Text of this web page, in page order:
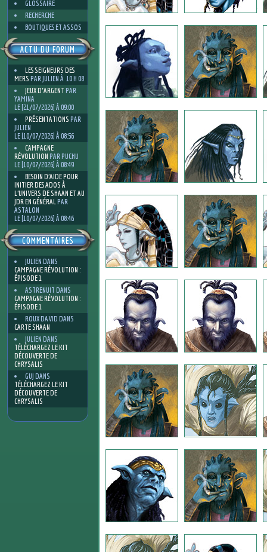
GLOSSAIRE
RECHERCHE
BOUTIQUES ET ASSOS
ACTU DU FORUM
LES SEIGNEURS DES
MERS PAR JULIEN À 10 H 08
JEUX D'ARGENT PAR
YAMINA
LE [21/07/2026] À 09:00
PRÉSENTATIONS PAR
JULIEN
LE [10/07/2026] À 08:56
CAMPAGNE
RÉVOLUTION PAR PUCHU
LE [10/07/2026] À 08:49
BESOIN D’AIDE POUR
INITIER DES ADOS À
L’UNIVERS DE SHAAN ET AU
JDR EN GÉNÉRALPAR
ASTALON
LE [10/07/2026] À 08:46
COMMENTAIRES
JULIEN DANS
CAMPAGNE RÉVOLUTION :
ÉPISODE 1
ASTRENUIT DANS
CAMPAGNE RÉVOLUTION :
ÉPISODE 1
ROUX DAVID DANS
CARTE SHAAN
JULIEN DANS
TÉLÉCHARGEZ LE KIT
DÉCOUVERTE DE
CHRYSALIS
GUJ DANS
TÉLÉCHARGEZ LE KIT
DÉCOUVERTE DE
CHRYSALIS